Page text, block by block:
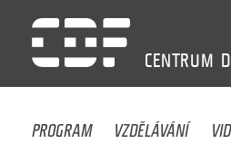
CENTRUM
PROGRAM VZDĚLÁVÁNÍ